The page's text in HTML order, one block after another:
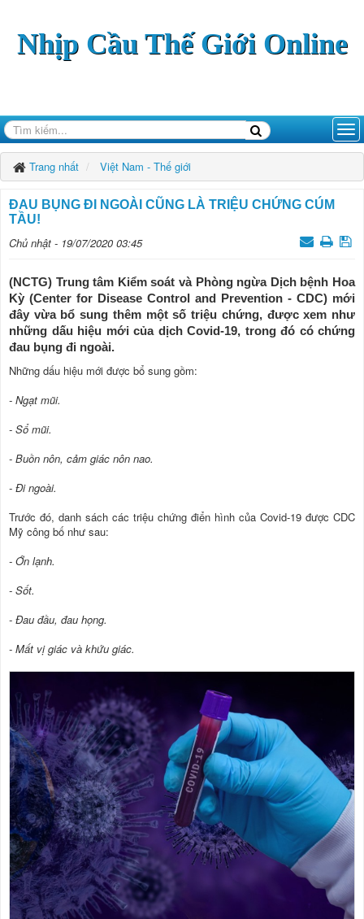
Nhịp Cầu Thế Giới Online
Trang nhất Việt Nam - Thế giới
ĐAU BỤNG ĐI NGOÀI CŨNG LÀ TRIỆU CHỨNG CÚM
TẦU!
Chủ nhật - 19/07/2020 03:45
(NCTG) Trung tâm Kiểm soát và Phòng ngừa Dịch bệnh Hoa
Kỳ (Center for Disease Control and Prevention - CDC) mới
đây vừa bổ sung thêm một số triệu chứng, được xem như
những dấu hiệu mới của dịch Covid-19, trong đó có chứng
đau bụng đi ngoài.
Những dấu hiệu mới được bổ sung gồm:
- Ngạt mũi.
- Sổ mũi.
- Buồn nôn, cảm giác nôn nao.
- Đi ngoài.
Trước đó, danh sách các triệu chứng điển hình của Covid-19 được CDC
Mỹ công bố như sau:
- Ớn lạnh.
- Sốt.
- Đau đầu, đau họng.
- Mất vị giác và khứu giác.